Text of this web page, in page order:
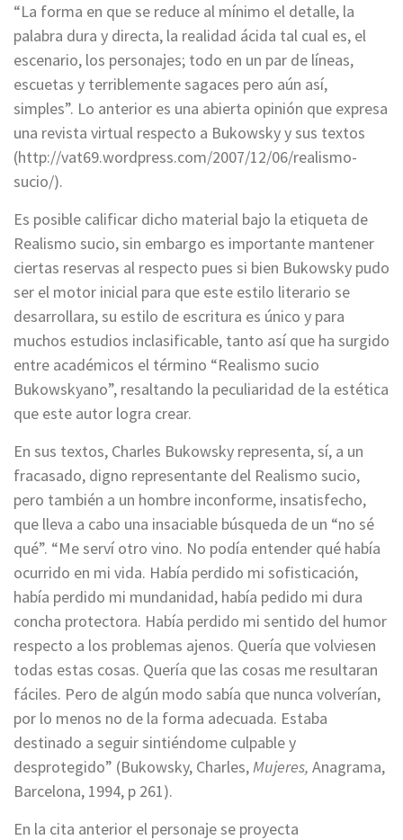
“La forma en que se reduce al mínimo el detalle, la
palabra dura y directa, la realidad ácida tal cual es, el
escenario, los personajes; todo en un par de líneas,
escuetas y terriblemente sagaces pero aún así,
simples”. Lo anterior es una abierta opinión que expresa
una revista virtual respecto a Bukowsky y sus textos
(http://vat69.wordpress.com/2007/12/06/realismo-
sucio/).
Es posible calificar dicho material bajo la etiqueta de
Realismo sucio, sin embargo es importante mantener
ciertas reservas al respecto pues si bien Bukowsky pudo
ser el motor inicial para que este estilo literario se
desarrollara, su estilo de escritura es único y para
muchos estudios inclasificable, tanto así que ha surgido
entre académicos el término “Realismo sucio
Bukowskyano”, resaltando la peculiaridad de la estética
que este autor logra crear.
En sus textos, Charles Bukowsky representa, sí, a un
fracasado, digno representante del Realismo sucio,
pero también a un hombre inconforme, insatisfecho,
que lleva a cabo una insaciable búsqueda de un “no sé
qué”. “Me serví otro vino. No podía entender qué había
ocurrido en mi vida. Había perdido mi sofisticación,
había perdido mi mundanidad, había pedido mi dura
concha protectora. Había perdido mi sentido del humor
respecto a los problemas ajenos. Quería que volviesen
todas estas cosas. Quería que las cosas me resultaran
fáciles. Pero de algún modo sabía que nunca volverían,
por lo menos no de la forma adecuada. Estaba
destinado a seguir sintiéndome culpable y
desprotegido” (Bukowsky, Charles,Mujeres, Anagrama,
Barcelona, 1994, p 261).
En la cita anterior el personaje se proyecta